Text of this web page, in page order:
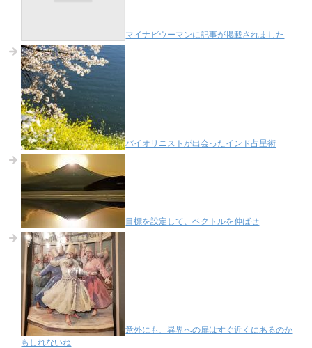
マイナビウーマンに記事が掲載されました
バイオリニストが出会ったインド占星術
目標を設定して、ベクトルを伸ばせ
意外にも、異界への扉はすぐ近くにあるのか
もしれないね